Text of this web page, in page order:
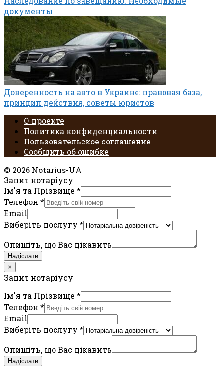
документы
Доверенность на авто в Украине: правовая база,
принцип действия, советы юристов
О проекте
Политика конфиденциальности
Пользовательское соглашение
Сообщить об ошибке
© 2026 Notarius-UA
Запит нотаріусу
Ім'я та Прізвище *
Телефон *
Email
Виберіть послугу *
Опишіть, що Вас цікавить
Надіслати
×
Запит нотаріусу
Ім'я та Прізвище *
Телефон *
Email
Виберіть послугу *
Опишіть, що Вас цікавить
Надіслати